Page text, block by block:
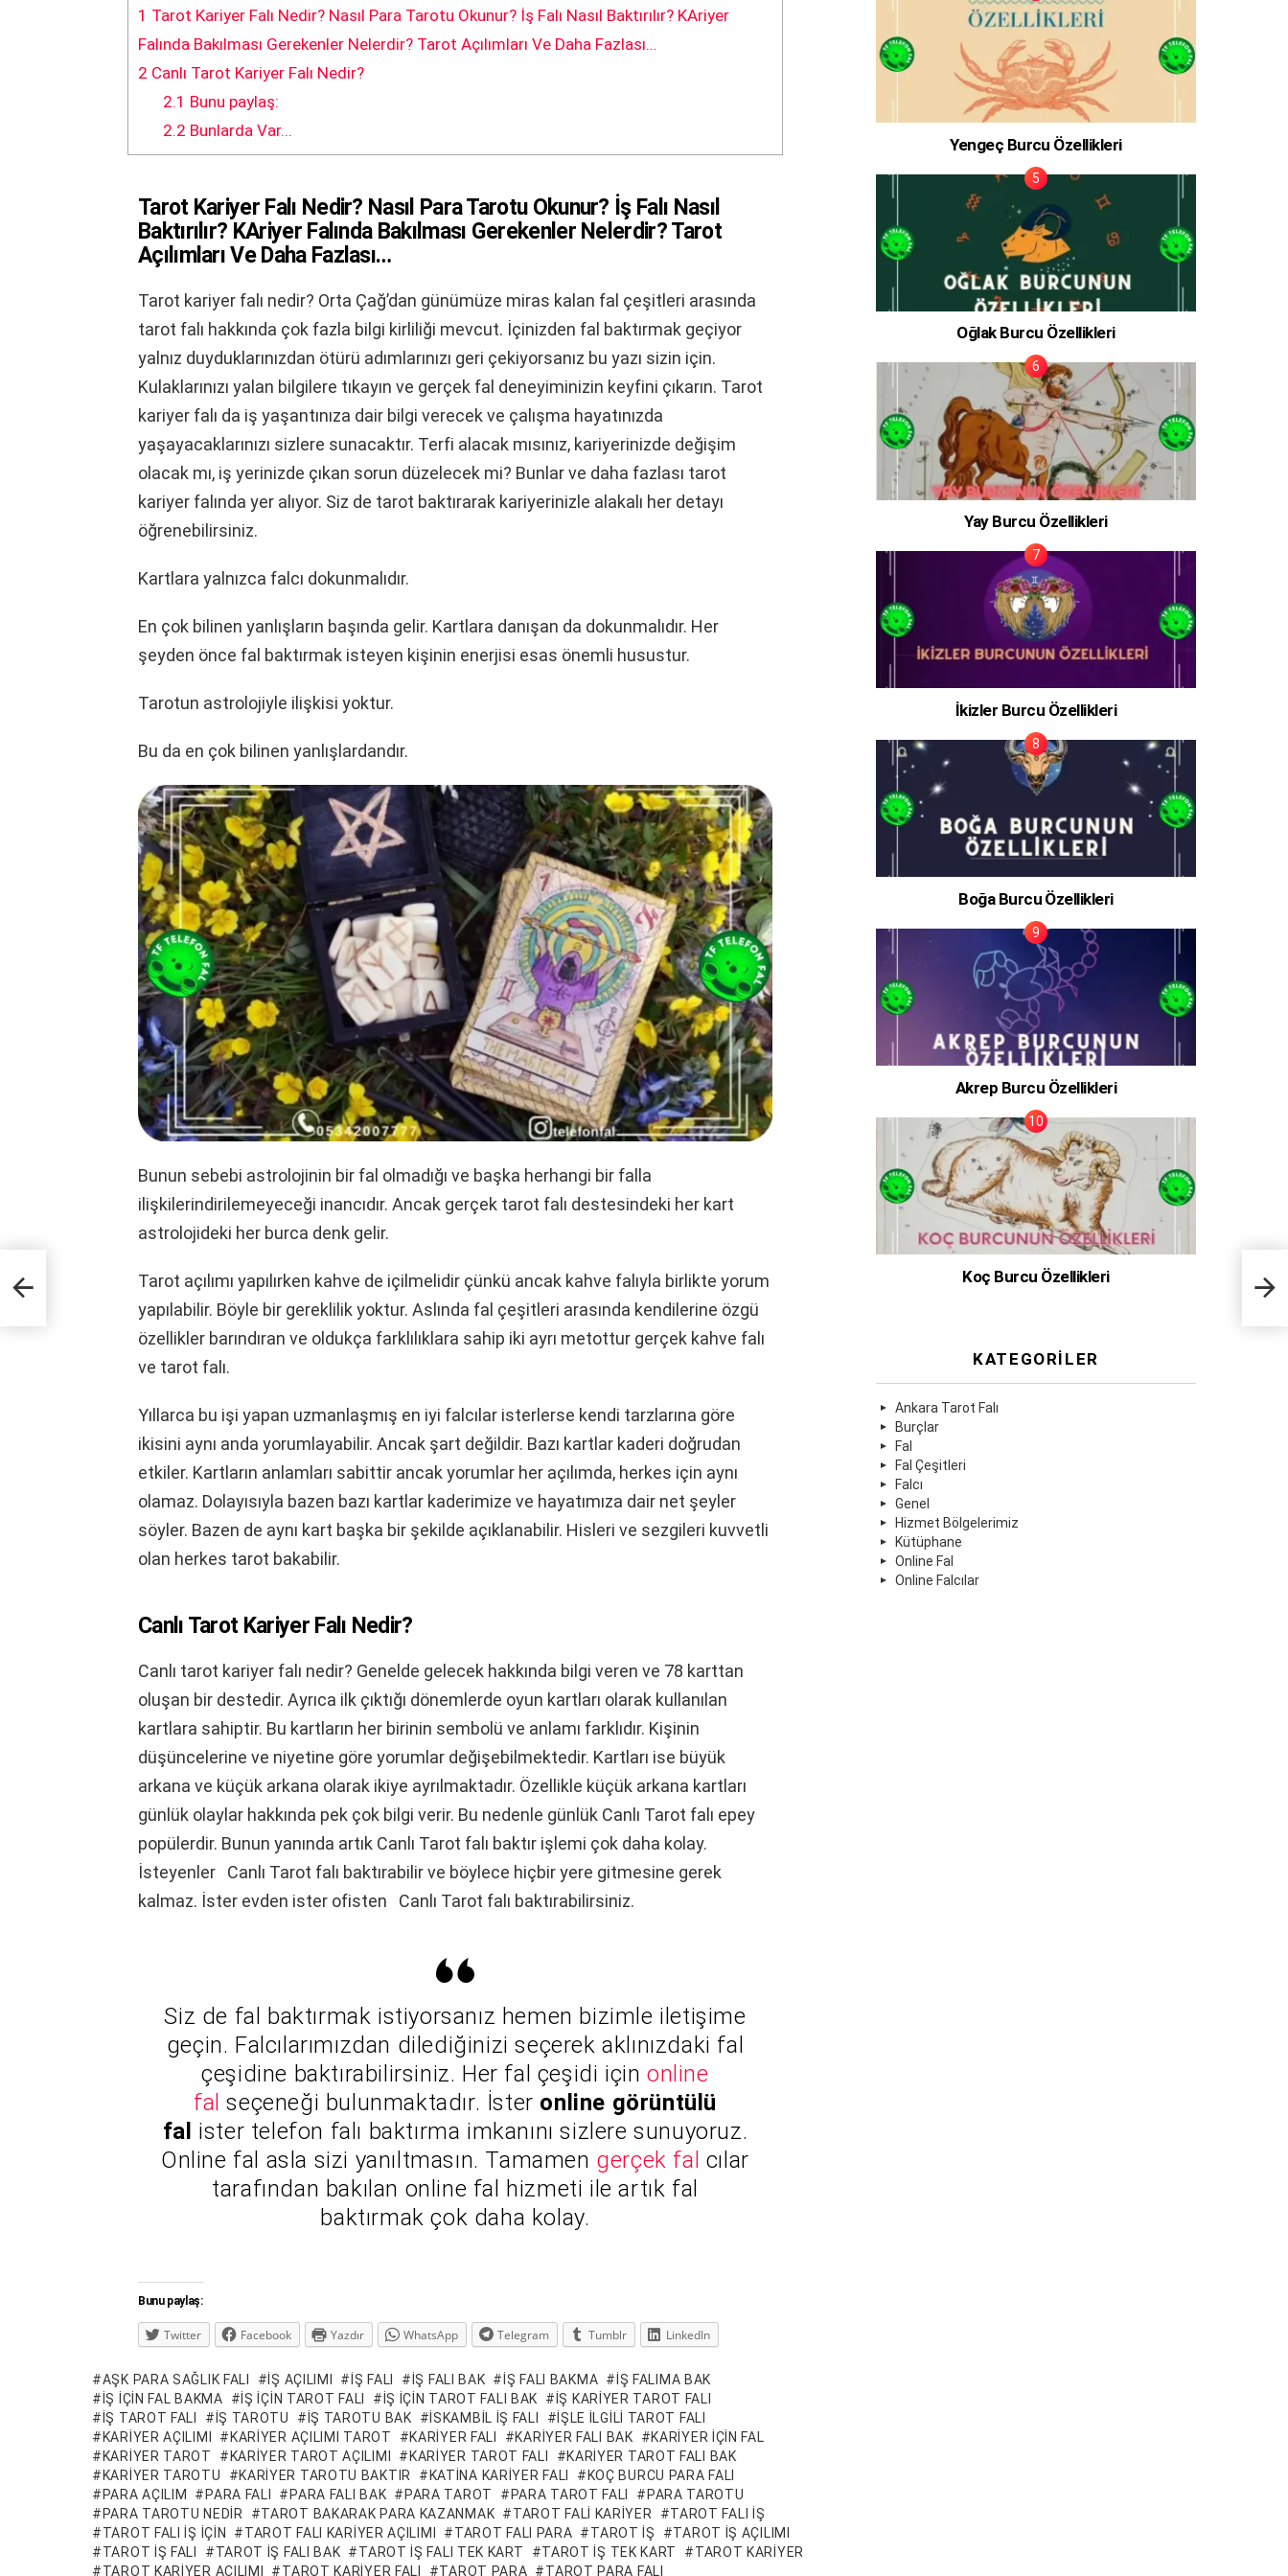
1 Tarot Kariyer Falı Nedir? Nasıl Para Tarotu Okunur? İş Falı Nasıl Baktırılır? KAriyer
Falında Bakılması Gerekenler Nelerdir? Tarot Açılımları Ve Daha Fazlası…
2 Canlı Tarot Kariyer Falı Nedir?
2.1 Bunu paylaş:
2.2 Bunlarda Var...
Tarot Kariyer Falı Nedir? Nasıl Para Tarotu Okunur? İş Falı Nasıl
Baktırılır? KAriyer Falında Bakılması Gerekenler Nelerdir? Tarot
Açılımları Ve Daha Fazlası…
Tarot kariyer falı nedir? Orta Çağ’dan günümüze miras kalan fal çeşitleri arasında
tarot falı hakkında çok fazla bilgi kirliliği mevcut. İçinizden fal baktırmak geçiyor
yalnız duyduklarınızdan ötürü adımlarınızı geri çekiyorsanız bu yazı sizin için.
Kulaklarınızı yalan bilgilere tıkayın ve gerçek fal deneyiminizin keyfini çıkarın. Tarot
kariyer falı da iş yaşantınıza dair bilgi verecek ve çalışma hayatınızda
yaşayacaklarınızı sizlere sunacaktır. Terfi alacak mısınız, kariyerinizde değişim
olacak mı, iş yerinizde çıkan sorun düzelecek mi? Bunlar ve daha fazlası tarot
kariyer falında yer alıyor. Siz de tarot baktırarak kariyerinizle alakalı her detayı
öğrenebilirsiniz.
Kartlara yalnızca falcı dokunmalıdır.
En çok bilinen yanlışların başında gelir. Kartlara danışan da dokunmalıdır. Her
şeyden önce fal baktırmak isteyen kişinin enerjisi esas önemli husustur.
Tarotun astrolojiyle ilişkisi yoktur.
Bu da en çok bilinen yanlışlardandır.
Bunun sebebi astrolojinin bir fal olmadığı ve başka herhangi bir falla
ilişkilerindirilemeyeceği inancıdır. Ancak gerçek tarot falı destesindeki her kart
astrolojideki her burca denk gelir.
Tarot açılımı yapılırken kahve de içilmelidir çünkü ancak kahve falıyla birlikte yorum
yapılabilir. Böyle bir gereklilik yoktur. Aslında fal çeşitleri arasında kendilerine özgü
özellikler barındıran ve oldukça farklılıklara sahip iki ayrı metottur gerçek kahve falı
ve tarot falı.
Yıllarca bu işi yapan uzmanlaşmış en iyi falcılar isterlerse kendi tarzlarına göre
ikisini aynı anda yorumlayabilir. Ancak şart değildir. Bazı kartlar kaderi doğrudan
etkiler. Kartların anlamları sabittir ancak yorumlar her açılımda, herkes için aynı
olamaz. Dolayısıyla bazen bazı kartlar kaderimize ve hayatımıza dair net şeyler
söyler. Bazen de aynı kart başka bir şekilde açıklanabilir. Hisleri ve sezgileri kuvvetli
olan herkes tarot bakabilir.
Canlı Tarot Kariyer Falı Nedir?
Canlı tarot kariyer falı nedir? Genelde gelecek hakkında bilgi veren ve 78 karttan
oluşan bir destedir. Ayrıca ilk çıktığı dönemlerde oyun kartları olarak kullanılan
kartlara sahiptir. Bu kartların her birinin sembolü ve anlamı farklıdır. Kişinin
düşüncelerine ve niyetine göre yorumlar değişebilmektedir. Kartları ise büyük
arkana ve küçük arkana olarak ikiye ayrılmaktadır. Özellikle küçük arkana kartları
günlük olaylar hakkında pek çok bilgi verir. Bu nedenle günlük Canlı Tarot falı epey
popülerdir. Bunun yanında artık Canlı Tarot falı baktır işlemi çok daha kolay.
İsteyenler Canlı Tarot falı baktırabilir ve böylece hiçbir yere gitmesine gerek
kalmaz. İster evden ister ofisten Canlı Tarot falı baktırabilirsiniz.
Siz de fal baktırmak istiyorsanız hemen bizimle iletişime
geçin. Falcılarımızdan dilediğinizi seçerek aklınızdaki fal
çeşidine baktırabilirsiniz. Her fal çeşidi içinonline
fal seçeneği bulunmaktadır. İster online görüntülü
fal ister telefon falı baktırma imkanını sizlere sunuyoruz.
Online fal asla sizi yanıltmasın. Tamamen gerçek fal cılar
tarafından bakılan online fal hizmeti ile artık fal
baktırmak çok daha kolay.
Bunu paylaş:
Twitter Facebook Yazdır WhatsApp Telegram Tumblr LinkedIn
AŞK PARA SAĞLIK FALI IŞ AÇILIMI IŞ FALI IŞ FALI BAK IŞ FALI BAKMA
IŞ FALIMA BAK
IŞ IÇIN FAL BAKMA
IŞ IÇIN TAROT FALI IŞ IÇIN TAROT FALI BAK
IŞ KARIYER TAROT FALI
IŞ TAROT FALI
IŞ TAROTU IŞ TAROTU BAK ISKAMBIL IŞ FALI
IŞLE ILGILI TAROT FALI
KARIYER AÇILIMI
KARIYER AÇILIMI TAROT KARIYER FALI KARIYER FALI BAK
KARIYER IÇIN FAL
KARIYER TAROT
KARIYER TAROT AÇILIMI KARIYER TAROT FALI
KARIYER TAROT FALI BAK
KARIYER TAROTU
KARIYER TAROTU BAKTIR KATINA KARIYER FALI
KOÇ BURCU PARA FALI
PARA AÇILIM
PARA FALI PARA FALI BAK PARA TAROT PARA TAROT FALI
PARA TAROTU
PARA TAROTU NEDIR
TAROT BAKARAK PARA KAZANMAK TAROT FALI KARIYER
TAROT FALI IŞ
TAROT FALI IŞ IÇIN
TAROT FALI KARIYER AÇILIMI TAROT FALI PARA TAROT IŞ
TAROT IŞ AÇILIMI
TAROT IŞ FALI
TAROT IŞ FALI BAK TAROT IŞ FALI TEK KART TAROT IŞ TEK KART
TAROT KARIYER
TAROT KARIYER AÇILIMI
TAROT KARIYER FALI TAROT PARA TAROT PARA FALI
Yengeç Burcu Özellikleri
Oğlak Burcu Özellikleri
Yay Burcu Özellikleri
İkizler Burcu Özellikleri
Boğa Burcu Özellikleri
Akrep Burcu Özellikleri
Koç Burcu Özellikleri
KATEGORILER
Ankara Tarot Falı
Burçlar
Fal
Fal Çeşitleri
Falcı
Genel
Hizmet Bölgelerimiz
Kütüphane
Online Fal
Online Falcılar